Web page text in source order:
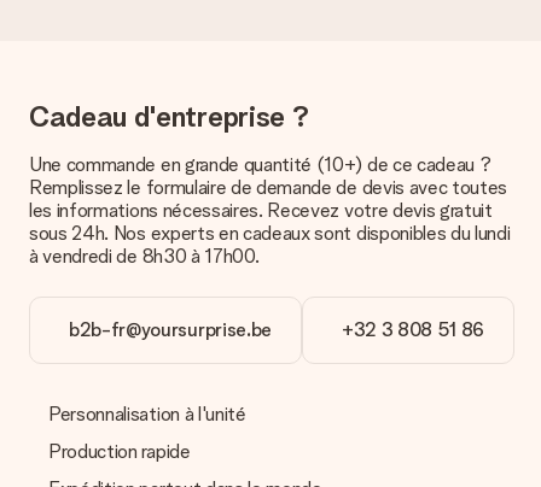
Comment puis-je régler ma commande ?
Nous proposons les formes de paiement suivantes : Paypal,
carte bancaire ou par virement bancaire. Comptez un délai de
3 jours supplémentaires pour la livraison de votre cadeau en
Réception du cadeau
Que puis-je faire si le cadeau ne me convient pas tout à
Nous déplorons le fait que votre cadeau ne vous plaise pas.
Vous pouvez dans ce cas contacter notre service client qui
vous aidera à trouver une solution satisfaisante.
Cadeau d'entreprise ?
Une commande en grande quantité (10+) de ce cadeau ?
Remplissez le formulaire de demande de devis avec toutes
les informations nécessaires. Recevez votre devis gratuit
sous 24h. Nos experts en cadeaux sont disponibles du lundi
à vendredi de 8h30 à 17h00.
b2b-fr@yoursurprise.be +32 3 808 51 86
Personnalisation à l'unité
Production rapide